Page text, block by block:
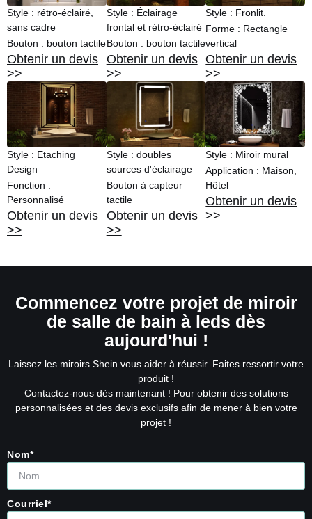
Style : rétro-éclairé,
sans cadre
Bouton : bouton tactile
Obtenir un devis
>>
Style : Éclairage
frontal et rétro-éclairé
Bouton : bouton tactile
Obtenir un devis
>>
Style : Fronlit.
Forme : Rectangle
vertical
Obtenir un devis
>>
Style : Etaching
Design
Fonction :
Personnalisé
Obtenir un devis
>>
Style : doubles
sources d'éclairage
Bouton à capteur
tactile
Obtenir un devis
>>
Style : Miroir mural
Application : Maison,
Hôtel
Obtenir un devis
>>
Commencez votre projet de miroir
de salle de bain à leds dès
aujourd'hui !
Laissez les miroirs Shein vous aider à réussir. Faites ressortir votre
produit !
Contactez-nous dès maintenant ! Pour obtenir des solutions
personnalisées et des devis exclusifs afin de mener à bien votre
projet !
Nom*
Courriel*